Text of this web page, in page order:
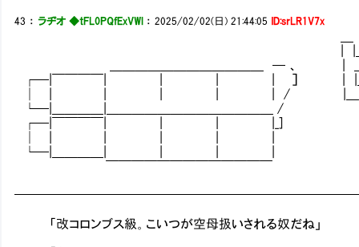
43 ：ラヂオ ◆tFL0PQfExVWl ：2025/02/02(日) 21:44:05 ID:srLR1V7x
＿＿＿＿＿＿＿＿＿＿＿＿ ─ 、 | ＿
┌─|￣￣￣￣| | | | ］ | |＿ |
│ | | | | | / |＿＿| |＿
└─|＿＿＿＿|＿＿＿＿＿＿＿＿＿＿＿＿＿ /
┌─|￣￣￣￣| | | |_]
└─|＿＿＿＿| | | |
￣￣￣￣￣￣￣￣￣￣￣￣￣
「改コロンブス級。こいつが空母扱いされる奴だね」